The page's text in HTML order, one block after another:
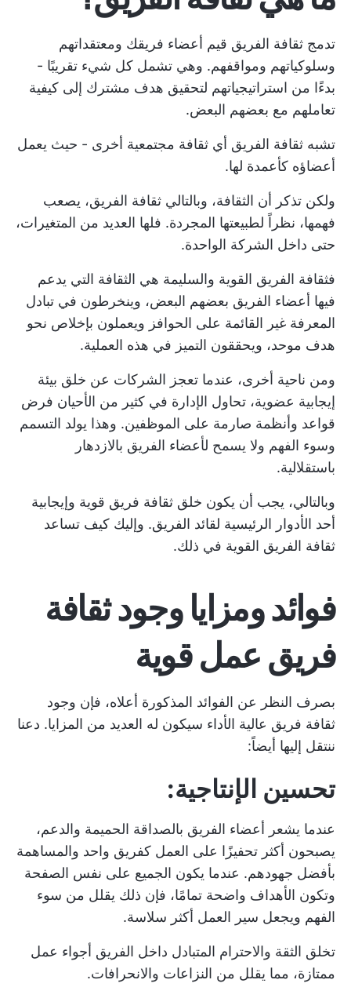
تدمج ثقافة الفريق قيم أعضاء فريقك ومعتقداتهم
وسلوكياتهم ومواقفهم. وهي تشمل كل شيء تقريبًا -
بدءًا من استراتيجياتهم لتحقيق هدف مشترك إلى كيفية
تعاملهم مع بعضهم البعض.
تشبه ثقافة الفريق أي ثقافة مجتمعية أخرى - حيث يعمل
أعضاؤه كأعمدة لها.
ولكن تذكر أن الثقافة، وبالتالي ثقافة الفريق، يصعب
فهمها، نظراً لطبيعتها المجردة. فلها العديد من المتغيرات،
حتى داخل الشركة الواحدة.
فثقافة الفريق القوية والسليمة هي الثقافة التي يدعم
فيها أعضاء الفريق بعضهم البعض، وينخرطون في تبادل
المعرفة غير القائمة على الحوافز ويعملون بإخلاص نحو
هدف موحد، ويحققون التميز في هذه العملية.
ومن ناحية أخرى، عندما تعجز الشركات عن خلق بيئة
إيجابية عضوية، تحاول الإدارة في كثير من الأحيان فرض
قواعد وأنظمة صارمة على الموظفين. وهذا يولد التسمم
وسوء الفهم ولا يسمح لأعضاء الفريق بالازدهار
باستقلالية.
وبالتالي، يجب أن يكون خلق ثقافة فريق قوية وإيجابية
أحد الأدوار الرئيسية لقائد الفريق. وإليك كيف تساعد
ثقافة الفريق القوية في ذلك.
فوائد ومزايا وجود ثقافة
فريق عمل قوية
بصرف النظر عن الفوائد المذكورة أعلاه، فإن وجود
ثقافة فريق عالية الأداء سيكون له العديد من المزايا. دعنا
ننتقل إليها أيضاً:
تحسين الإنتاجية:
عندما يشعر أعضاء الفريق بالصداقة الحميمة والدعم،
يصبحون أكثر تحفيزًا على العمل كفريق واحد والمساهمة
بأفضل جهودهم. عندما يكون الجميع على نفس الصفحة
وتكون الأهداف واضحة تمامًا، فإن ذلك يقلل من سوء
الفهم ويجعل سير العمل أكثر سلاسة.
تخلق الثقة والاحترام المتبادل داخل الفريق أجواء عمل
ممتازة، مما يقلل من النزاعات والانحرافات.